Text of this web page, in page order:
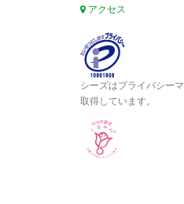
アクセス
シーズはプライバシー
取得しています。